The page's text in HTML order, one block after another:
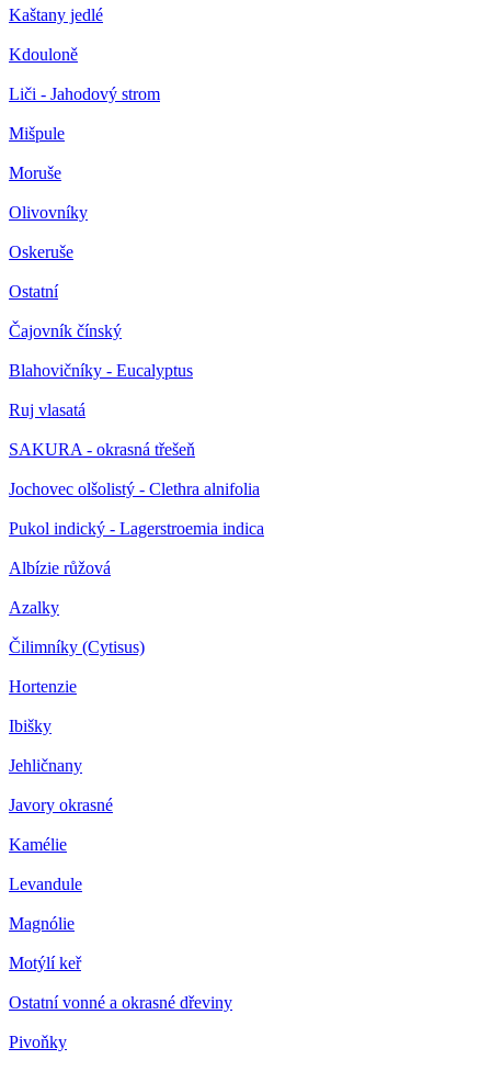
Kaštany jedlé
Kdouloně
Liči - Jahodový strom
Mišpule
Moruše
Olivovníky
Oskeruše
Ostatní
Čajovník čínský
Blahovičníky - Eucalyptus
Ruj vlasatá
SAKURA - okrasná třešeň
Jochovec olšolistý - Clethra alnifolia
Pukol indický - Lagerstroemia indica
Albízie růžová
Azalky
Čilimníky (Cytisus)
Hortenzie
Ibišky
Jehličnany
Javory okrasné
Kamélie
Levandule
Magnólie
Motýlí keř
Ostatní vonné a okrasné dřeviny
Pivoňky